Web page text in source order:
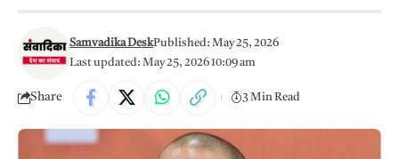
Last updated: May 25, 2026 10:09 am
Samvadika DeskPublished: May 25, 2026
Share 3 Min Read